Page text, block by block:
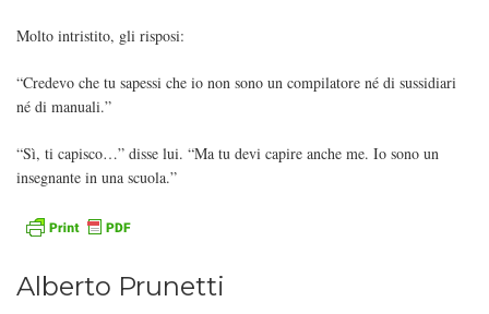
Molto intristito, gli risposi:
“Credevo che tu sapessi che io non sono un compilatore né di sussidiari
né di manuali.”
“Sì, ti capisco…” disse lui. “Ma tu devi capire anche me. Io sono un
insegnante in una scuola.”
Alberto Prunetti